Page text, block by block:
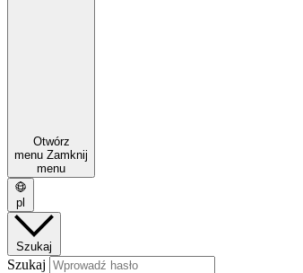
Otwórz
menu Zamknij
menu
pl
Szukaj
Szukaj